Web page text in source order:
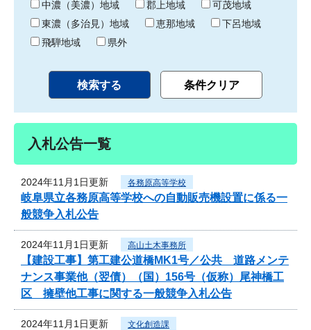
中濃（美濃）地域
郡上地域
可茂地域
東濃（多治見）地域
恵那地域
下呂地域
飛騨地域
県外
入札公告一覧
2024年11月1日更新 各務原高等学校
岐阜県立各務原高等学校への自動販売機設置に係る一
般競争入札公告
2024年11月1日更新 高山土木事務所
【建設工事】第工建公道橋MK1号／公共 道路メンテ
ナンス事業他（翌債）（国）156号（仮称）尾神橋工
区 擁壁他工事に関する一般競争入札公告
2024年11月1日更新 文化創造課